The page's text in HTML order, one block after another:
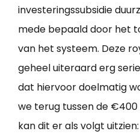
investeringssubsidie
mede bepaald door het
van het systeem. Deze
geheel uiteraard erg
dat hiervoor doelmatig
we terug tussen de
kan dit er als volgt uitzien: